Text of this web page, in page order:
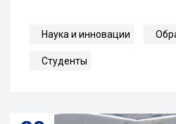
Наука и инновации
Студенты